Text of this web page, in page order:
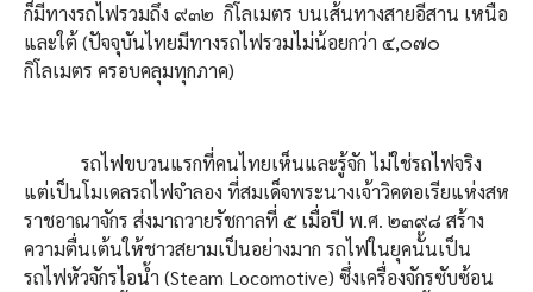
ก็มีทางรถไฟรวมถึง ๙๓๒ กิโลเมตร บนเส้นทางสายอีสาน เหนือ
และใต้ (ปัจจุบันไทยมีทางรถไฟรวมไม่น้อยกว่า ๔,๐๗๐
กิโลเมตร ครอบคลุมทุกภาค)
รถไฟขบวนแรกที่คนไทยเห็นและรู้จัก ไม่ใช่รถไฟจริง
แต่เป็นโมเดลรถไฟจำลอง ที่สมเด็จพระนางเจ้าวิคตอเรียแห่งสห
ราชอาณาจักร ส่งมาถวายรัชกาลที่ ๕ เมื่อปี พ.ศ. ๒๓๙๘ สร้าง
ความตื่นเต้นให้ชาวสยามเป็นอย่างมาก รถไฟในยุคนั้นเป็น
รถไฟหัวจักรไอน้ำ (Steam Locomotive) ซึ่งเครื่องจักรซับซ้อน